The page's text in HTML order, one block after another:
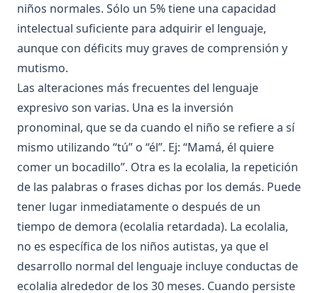
niños normales. Sólo un 5% tiene una capacidad
intelectual suficiente para adquirir el lenguaje,
aunque con déficits muy graves de comprensión y
mutismo.
Las alteraciones más frecuentes del lenguaje
expresivo son varias. Una es la inversión
pronominal, que se da cuando el niño se refiere a sí
mismo utilizando “tú” o “él”. Ej: “Mamá, él quiere
comer un bocadillo”. Otra es la ecolalia, la repetición
de las palabras o frases dichas por los demás. Puede
tener lugar inmediatamente o después de un
tiempo de demora (ecolalia retardada). La ecolalia,
no es específica de los niños autistas, ya que el
desarrollo normal del lenguaje incluye conductas de
ecolalia alrededor de los 30 meses. Cuando persiste